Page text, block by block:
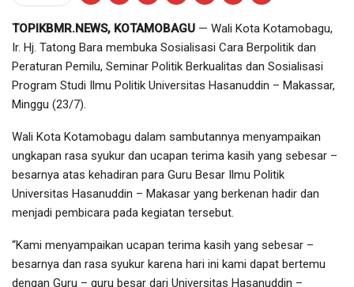
TOPIKBMR.NEWS, KOTAMOBAGU — Wali Kota Kotamobagu,
Ir. Hj. Tatong Bara membuka Sosialisasi Cara Berpolitik dan
Peraturan Pemilu, Seminar Politik Berkualitas dan Sosialisasi
Program Studi Ilmu Politik Universitas Hasanuddin – Makassar,
Minggu (23/7).
Wali Kota Kotamobagu dalam sambutannya menyampaikan
ungkapan rasa syukur dan ucapan terima kasih yang sebesar –
besarnya atas kehadiran para Guru Besar Ilmu Politik
Universitas Hasanuddin – Makasar yang berkenan hadir dan
menjadi pembicara pada kegiatan tersebut.
“Kami menyampaikan ucapan terima kasih yang sebesar –
besarnya dan rasa syukur karena hari ini kami dapat bertemu
dengan Guru – guru besar dari Universitas Hasanuddin –